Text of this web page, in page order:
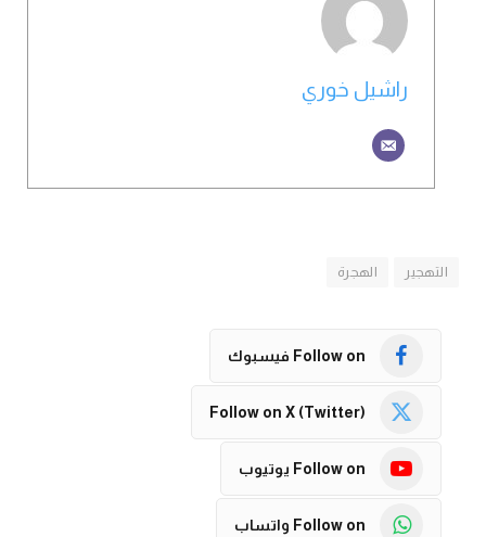
راشيل خوري
التهجير الهجرة
Follow on فيسبوك
Follow on X (Twitter)
Follow on يوتيوب
Follow on واتساب